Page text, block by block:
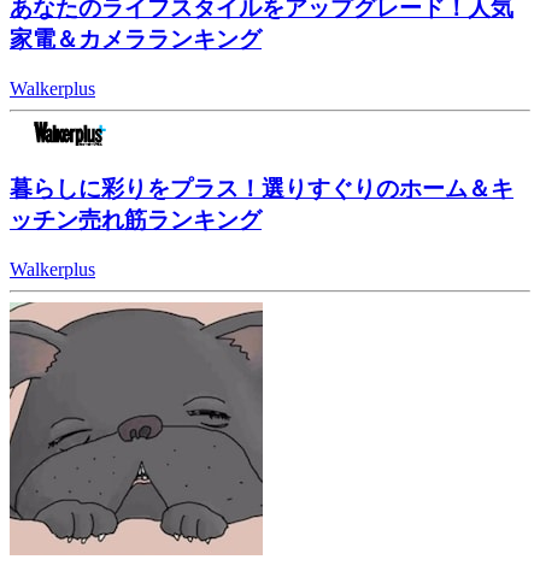
あなたのライフスタイルをアップグレード！人気
家電＆カメラランキング
Walkerplus
暮らしに彩りをプラス！選りすぐりのホーム＆キ
ッチン売れ筋ランキング
Walkerplus